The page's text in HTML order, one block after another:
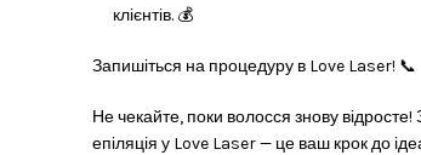
клієнтів. 💰
Запишіться на процедуру в Love Laser! 📞
Не чекайте, поки волосся знову
епіляція у Love Laser — це ваш крок до